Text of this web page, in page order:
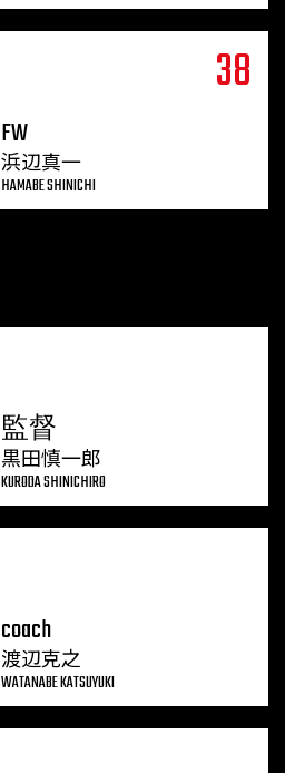
38
FW
浜辺真一
HAMABE SHINICHI
監督
黒田慎一郎
KURODA SHINICHIRO
coach
渡辺克之
WATANABE KATSUYUKI